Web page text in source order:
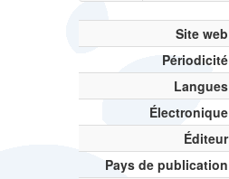
Site web
Périodicité
Langues
Électronique
Éditeur
Pays de publication